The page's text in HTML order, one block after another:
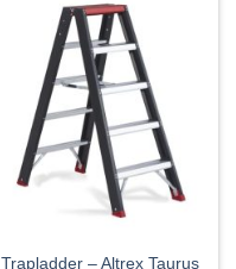
Trapladder – Altrex Taurus